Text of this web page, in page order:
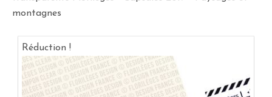
montagnes
Réduction !